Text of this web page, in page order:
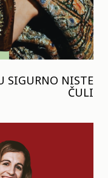
SIGURNO NISTE
ČULI